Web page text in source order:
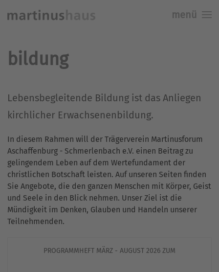
menü
bildung
Lebensbegleitende Bildung ist das Anliegen
kirchlicher Erwachsenenbildung.
In diesem Rahmen will der Trägerverein Martinusforum
Aschaffenburg - Schmerlenbach e.V. einen Beitrag zu
gelingendem Leben auf dem Wertefundament der
christlichen Botschaft leisten. Auf unseren Seiten finden
Sie Angebote, die den ganzen Menschen mit Körper, Geist
und Seele in den Blick nehmen. Unser Ziel ist die
Mündigkeit im Denken, Glauben und Handeln unserer
Teilnehmenden.
PROGRAMMHEFT MÄRZ - AUGUST 2026 ZUM